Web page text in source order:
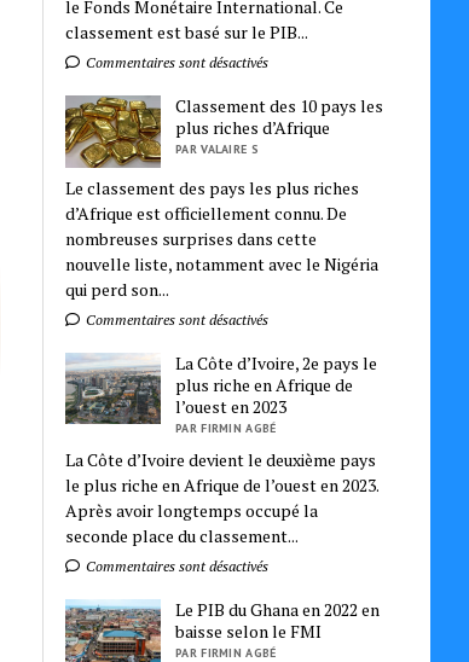
le Fonds Monétaire International. Ce
classement est basé sur le PIB...
Commentaires sont désactivés
Classement des 10 pays les
plus riches d’Afrique
PAR VALAIRE S
Le classement des pays les plus riches
d’Afrique est officiellement connu. De
nombreuses surprises dans cette
nouvelle liste, notamment avec le Nigéria
qui perd son...
Commentaires sont désactivés
La Côte d’Ivoire, 2e pays le
plus riche en Afrique de
l’ouest en 2023
PAR FIRMIN AGBÉ
La Côte d’Ivoire devient le deuxième pays
le plus riche en Afrique de l’ouest en 2023.
Après avoir longtemps occupé la
seconde place du classement...
Commentaires sont désactivés
Le PIB du Ghana en 2022 en
baisse selon le FMI
PAR FIRMIN AGBÉ